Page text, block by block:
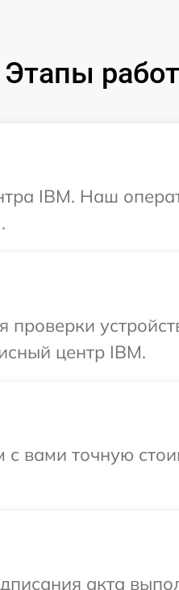
Этапы
IBM. Наш
центр IBM.
вами точную
акта